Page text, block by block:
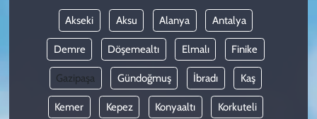
Akseki Aksu Alanya Antalya
Demre Döşemealtı Elmalı Finike
Gazipaşa Gündoğmuş İbradı Kaş
Kemer Kepez Konyaaltı Korkuteli